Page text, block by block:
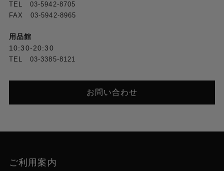
TEL 03-5942-8705
FAX 03-5942-8965
用品館
10:30-20:30
TEL 03-3385-8121
お問い合わせ
ご利用案内